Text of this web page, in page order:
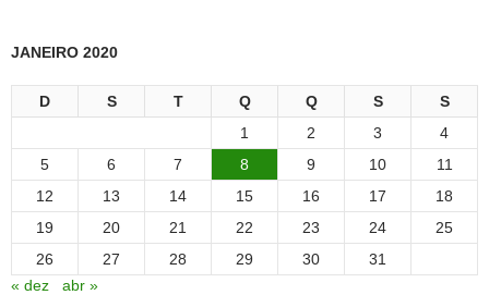
JANEIRO 2020
D S T Q Q S
S
1
2 3
4
5
6 7 8 9 10
11
12
13 14 15 16 17
18
19
20 21 22 23 24
25
26
27 28 29 30
31
« dez
abr »